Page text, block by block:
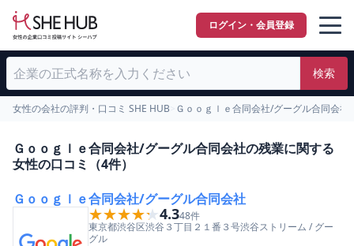
ログイン・会員登録
検索
女性の会社の評判・口コミ SHE HUB Ｇｏｏｇｌｅ合同会社/グーグル合同会社
Ｇｏｏｇｌｅ合同会社/グーグル合同会社の残業に関する
女性の口コミ（4件）
Ｇｏｏｇｌｅ合同会社/グーグル合同会社
★★★★★
★★★★★4.348件
東京都渋谷区渋谷３丁目２１番３号渋谷ストリーム /グー
グル